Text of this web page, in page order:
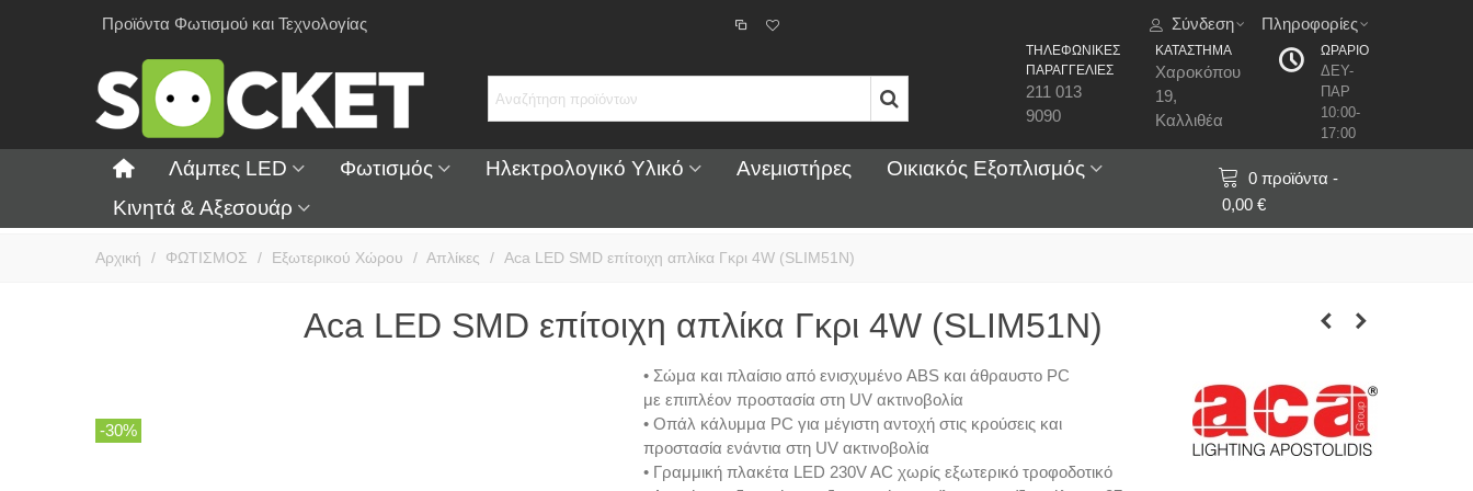
Προϊόντα Φωτισμού και Τεχνολογίας Σύνδεση Πληροφορίες
ΤΗΛΕΦΩΝΙΚΕΣ
ΠΑΡΑΓΓΕΛΙΕΣ
211 013
9090
ΚΑΤΑΣΤΗΜΑ
Χαροκόπου
19,
Καλλιθέα
ΩΡΑΡΙΟ
ΔΕΥ-
ΠΑΡ
10:00-
17:00
Λάμπες LED Φωτισμός Ηλεκτρολογικό Υλικό Ανεμιστήρες
Οικιακός Εξοπλισμός
Κινητά & Αξεσουάρ
0 προϊόντα -
0,00 €
Αρχική / ΦΩΤΙΣΜΟΣ / Εξωτερικού Χώρου / Απλίκες / Aca LED SMD επίτοιχη απλίκα Γκρι 4W (SLIM51N)
Aca LED SMD επίτοιχη απλίκα Γκρι 4W (SLIM51N)
-30%
• Σώμα και πλαίσιο από ενισχυμένο ABS και άθραυστο PC
με επιπλέον προστασία στη UV ακτινοβολία
• Οπάλ κάλυμμα PC για μέγιστη αντοχή στις κρούσεις και
προστασία ενάντια στη UV ακτινοβολία
• Γραμμική πλακέτα LED 230V AC χωρίς εξωτερικό τροφοδοτικό